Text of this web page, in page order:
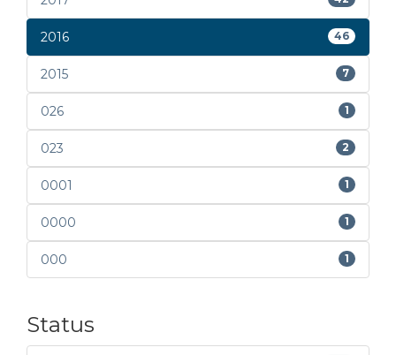
2016 46
2015 7
026 1
023 2
0001 1
0000 1
000 1
Status